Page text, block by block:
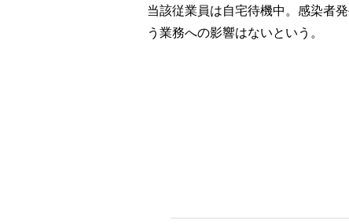
当該従業員は自宅待機中。感染者
う業務への影響はないという。